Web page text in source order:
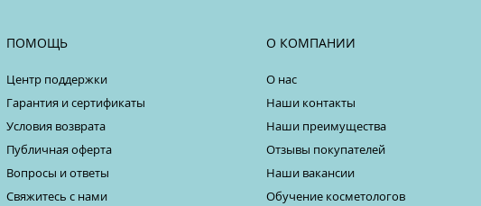
ПОМОЩЬ
Центр поддержки
Гарантия и сертификаты
Условия возврата
Публичная оферта
Вопросы и ответы
Свяжитесь с нами
О КОМПАНИИ
О нас
Наши контакты
Наши преимущества
Отзывы покупателей
Наши вакансии
Обучение косметологов